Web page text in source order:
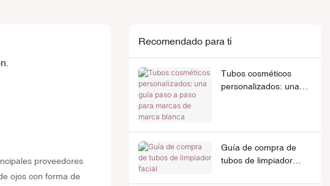
proveedores
ojos con forma de
Recomendado para ti
Tubos cosméticos
personalizados: una
Guía de compra de
tubos de limpiador